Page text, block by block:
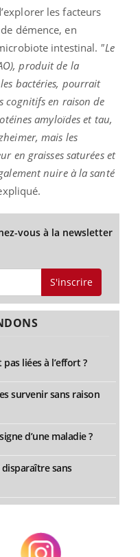
les facteurs
démence, en
intestinal. "Le
produit de la
bactéries, pourrait
cognitifs en raison de
amyloïdes et tau,
mais les
en graisses saturées et
nuire à la santé
vous à la newsletter
S'inscrire
liées à l’effort ?
survenir sans raison
d’une maladie ?
sans